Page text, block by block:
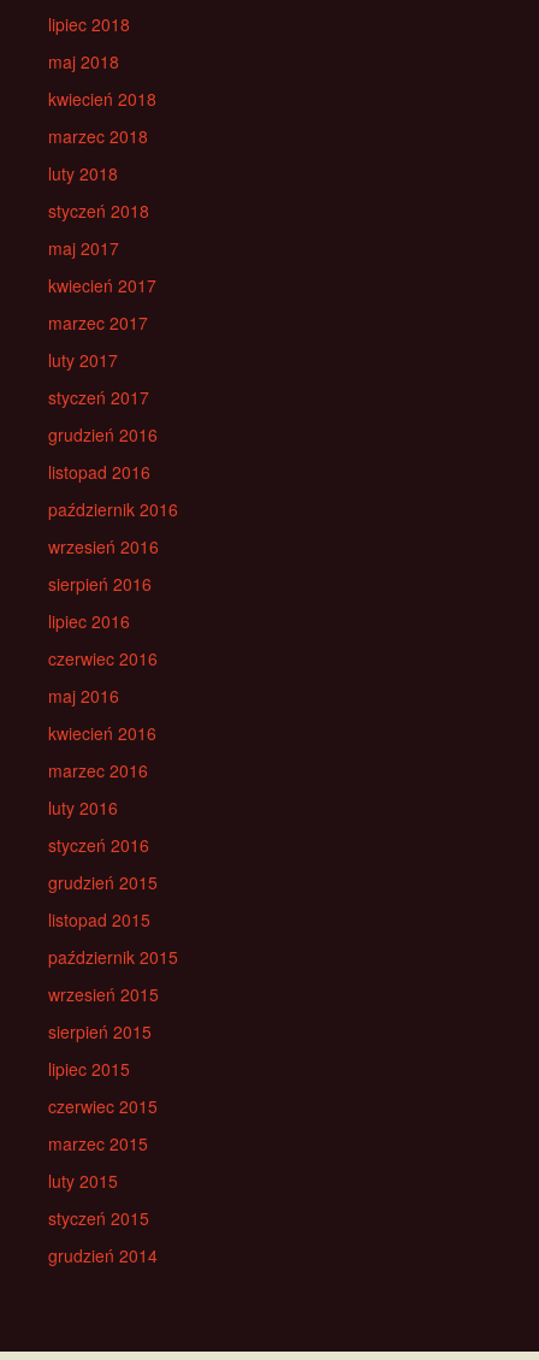
lipiec 2018
maj 2018
kwiecień 2018
marzec 2018
luty 2018
styczeń 2018
maj 2017
kwiecień 2017
marzec 2017
luty 2017
styczeń 2017
grudzień 2016
listopad 2016
październik 2016
wrzesień 2016
sierpień 2016
lipiec 2016
czerwiec 2016
maj 2016
kwiecień 2016
marzec 2016
luty 2016
styczeń 2016
grudzień 2015
listopad 2015
październik 2015
wrzesień 2015
sierpień 2015
lipiec 2015
czerwiec 2015
marzec 2015
luty 2015
styczeń 2015
grudzień 2014